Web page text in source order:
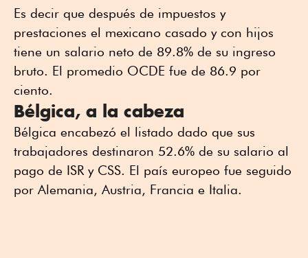
Es decir que después de impuestos y
prestaciones el mexicano casado y con hijos
tiene un salario neto de 89.8% de su ingreso
bruto. El promedio OCDE fue de 86.9 por
ciento.
Bélgica, a la cabeza
Bélgica encabezó el listado dado que sus
trabajadores destinaron 52.6% de su salario al
pago de ISR y CSS. El país europeo fue seguido
por Alemania, Austria, Francia e Italia.